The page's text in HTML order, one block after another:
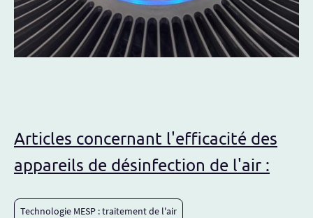
Articles concernant l'efficacité des
appareils de désinfection de l'air :
Technologie MESP : traitement de l'air